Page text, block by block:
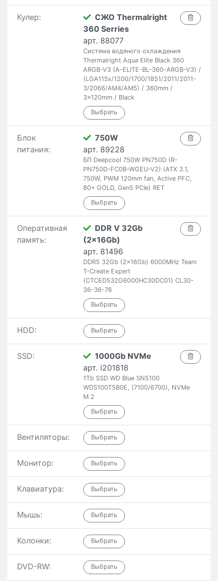
Кулер:
СЖО Thermalright
360 Serries
арт. 88077
Система водяного охлаждения
Thermalright Aqua Elite Black 360
ARGB-V3 (A-ELITE-BL-360-ARGB-V3) /
(LGA115x/1200/1700/1851/2011/2011-
3/2066/AM4/AM5) / 360mm /
3x120mm / Black
Блок
питания:
750W
арт. 89228
БП Deepcool 750W PN750D (R-
PN750D-FC0B-WGEU-V2) (ATX 3.1,
750W, PWM 120mm fan, Active PFC,
80+ GOLD, Gen5 PCIe) RET
Оперативная
память:
DDR V 32Gb
(2x16Gb)
арт. 81496
DDR5 32Gb (2x16Gb) 6000MHz Team
T-Create Expert
(CTCED532G6000HC30DC01) CL30-
36-36-76
HDD:
SSD:
1000Gb NVMe
арт. i201818
1Tb SSD WD Blue SN5100
WDS100T5B0E, (7100/6700), NVMe
M.2
Вентиляторы:
Монитор:
Клавиатура:
Мышь:
Колонки:
DVD-RW: